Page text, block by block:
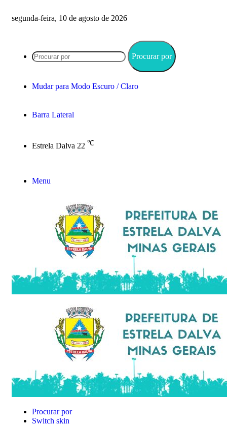
segunda-feira, 10 de agosto de 2026
Procurar por
Mudar para Modo Escuro / Claro
Barra Lateral
Estrela Dalva 22 ℃
Menu
Procurar por
Switch skin